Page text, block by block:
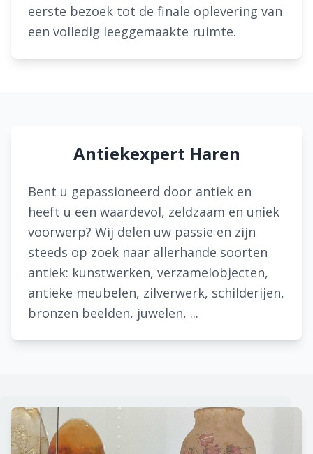
eerste bezoek tot de finale oplevering van
een volledig leeggemaakte ruimte.
Antiekexpert Haren
Bent u gepassioneerd door antiek en
heeft u een waardevol, zeldzaam en uniek
voorwerp? Wij delen uw passie en zijn
steeds op zoek naar allerhande soorten
antiek: kunstwerken, verzamelobjecten,
antieke meubelen, zilverwerk, schilderijen,
bronzen beelden, juwelen, ...